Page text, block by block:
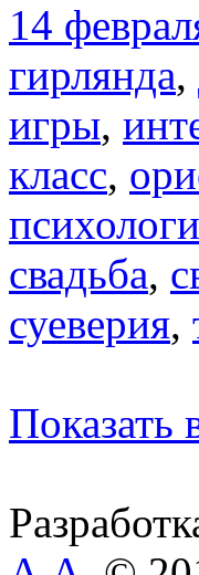
14
гирлянда,
игры,
класс,
свадьба,
суеверия,
Показать